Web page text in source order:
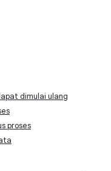
dimulai ulang
proses